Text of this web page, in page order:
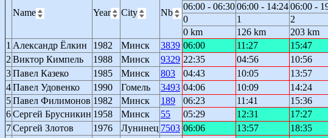
Name Year City Nb
06:00 - 06:3006:00 - 14:2406:00 -
0
1 2
0 km
126 km 203 km
1 Александр Ёлкин 1982 Минск 3839 06:00 11:27 15:47
2 Виктор Кимпель 1988 Минск 9329 22:35 04:56 10:56
3Павел Казеко 1985 Минск 803 04:43 10:05 13:57
4Павел Удовенко 1990 Гомель 3493 04:06 10:09 14:24
5Павел Филимонов 1982 Минск 189 06:23 11:41 15:36
6Сергей Брусникин 1958 Минск 55 05:29 12:31 17:27
7Сергей Злотов 1976 Лунинец 7503 06:06 13:57 18:35